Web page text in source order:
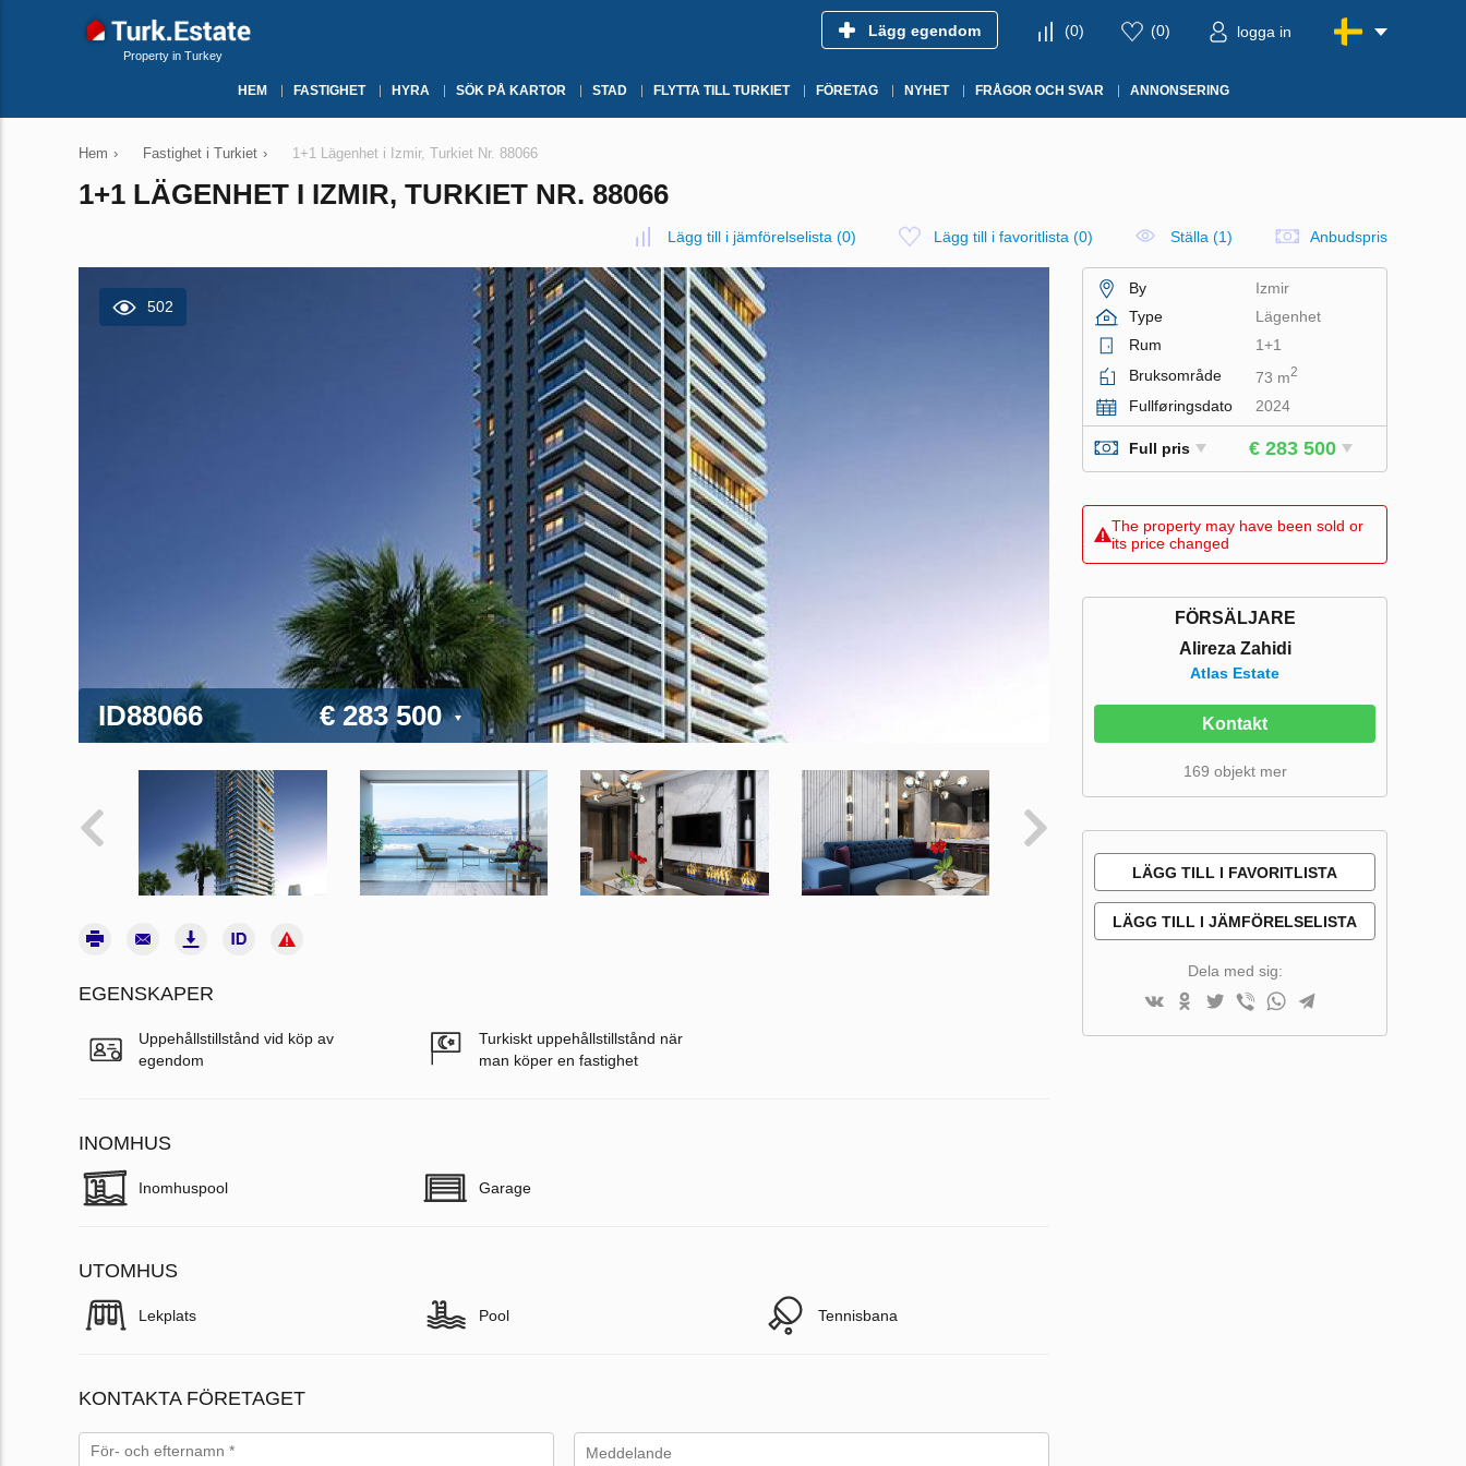
Property in Turkey
Lägg egendom (0) (0) logga in
HEM FASTIGHET HYRA SÖK PÅ KARTOR STAD FLYTTA TILL TURKIET FÖRETAG NYHET FRÅGOR OCH SVAR ANNONSERING
Hem › Fastighet i Turkiet › 1+1 Lägenhet i Izmir, Turkiet Nr. 88066
1+1 LÄGENHET I IZMIR, TURKIET NR. 88066
Lägg till i jämförelselista (0) Lägg till i favoritlista (0) Ställa (1) Anbudspris
502
ID88066 € 283 500
EGENSKAPER
Uppehållstillstånd vid köp av
egendom
Turkiskt uppehållstillstånd när
man köper en fastighet
INOMHUS
Inomhuspool Garage
UTOMHUS
Lekplats Pool Tennisbana
KONTAKTA FÖRETAGET
By
Izmir
Type
Lägenhet
Rum
1+1
Bruksområde
73 m2
Fullføringsdato 2024
Full pris € 283 500
The property may have been sold or
its price changed
FÖRSÄLJARE
Alireza Zahidi
Atlas Estate
Kontakt
169 objekt mer
LÄGG TILL I FAVORITLISTA
LÄGG TILL I JÄMFÖRELSELISTA
Dela med sig: